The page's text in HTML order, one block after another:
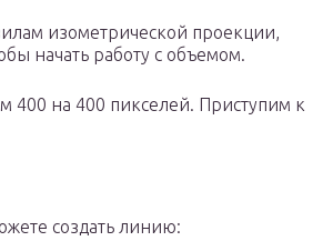
изометрической проекции,
начать работу с объемом.
400 на 400 пикселей. Приступим к
создать линию: